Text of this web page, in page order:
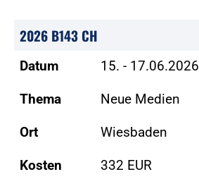
2026 B143 CH
Datum 15. - 17.06.2026
Thema Neue Medien
Ort Wiesbaden
Kosten 332 EUR